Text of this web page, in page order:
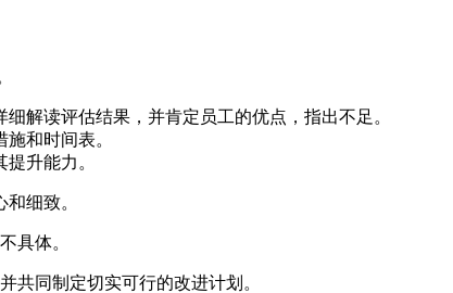
解读评估结果，并肯定员工的优点，指出不足。
和时间表。
升能力。
细致。
具体。
共同制定切实可行的改进计划。